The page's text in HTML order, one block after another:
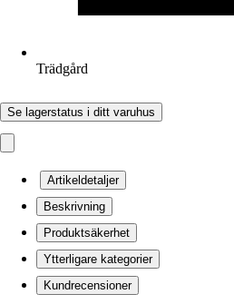
Trädgård
Se lagerstatus i ditt varuhus
Artikeldetaljer
Beskrivning
Produktsäkerhet
Ytterligare kategorier
Kundrecensioner